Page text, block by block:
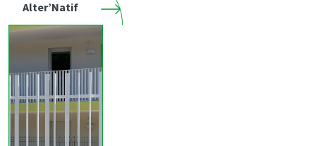
Alter’Natif